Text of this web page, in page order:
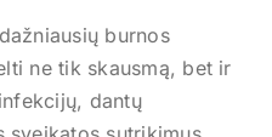
burnos
ne tik skausmą, bet ir
dantų